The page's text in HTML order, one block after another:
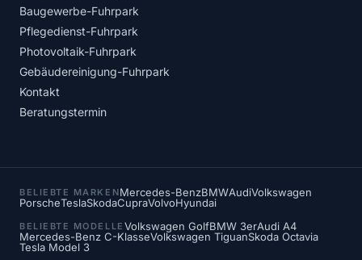
Baugewerbe-Fuhrpark
Pflegedienst-Fuhrpark
Photovoltaik-Fuhrpark
Gebäudereinigung-Fuhrpark
Kontakt
Beratungstermin
BELIEBTE MARKENMercedes-BenzBMWAudiVolkswagen
PorscheTeslaSkodaCupraVolvoHyundai
BELIEBTE MODELLE Volkswagen GolfBMW 3erAudi A4
Mercedes-Benz C-KlasseVolkswagen TiguanSkoda Octavia
Tesla Model 3